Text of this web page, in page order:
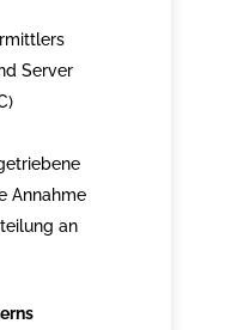
Server
Annahme
an